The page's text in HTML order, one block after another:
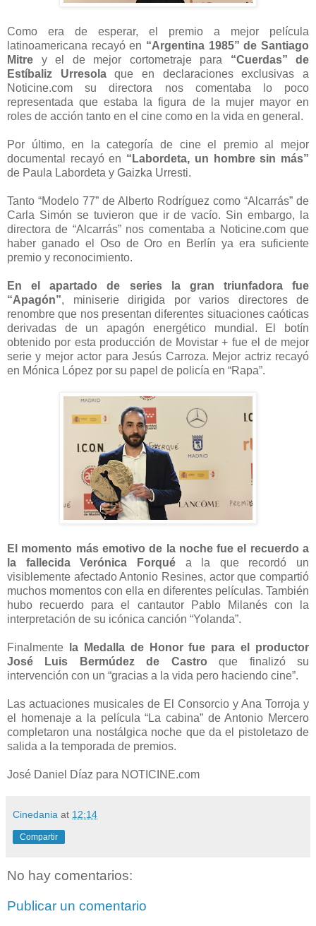
Como era de esperar, el premio a mejor película
latinoamericana recayó en “Argentina 1985” de Santiago
Mitre y el de mejor cortometraje para “Cuerdas” de
Estíbaliz Urresolaque en declaraciones exclusivas a
Noticine.com su directora nos comentaba lo poco
representada que estaba la figura de la mujer mayor en
roles de acción tanto en el cine como en la vida en general.
Por último, en la categoría de cine el premio al mejor
documental recayó en “Labordeta, un hombre sin más”
de Paula Labordeta y Gaizka Urresti.
Tanto “Modelo 77” de Alberto Rodríguez como “Alcarrás” de
Carla Simón se tuvieron que ir de vacío. Sin embargo, la
directora de “Alcarrás” nos comentaba a Noticine.com que
haber ganado el Oso de Oro en Berlín ya era suficiente
premio y reconocimiento.
En el apartado de series la gran triunfadora fue
“Apagón”, miniserie dirigida por varios directores de
renombre que nos presentan diferentes situaciones caóticas
derivadas de un apagón energético mundial. El botín
obtenido por esta producción de Movistar + fue el de mejor
serie y mejor actor para Jesús Carroza. Mejor actriz recayó
en Mónica López por su papel de policía en “Rapa”.
El momento más emotivo de la noche fue el recuerdo a
la fallecida Verónica Forquéa la que recordó un
visiblemente afectado Antonio Resines, actor que compartió
muchos momentos con ella en diferentes películas. También
hubo recuerdo para el cantautor Pablo Milanés con la
interpretación de su icónica canción “Yolanda”.
Finalmente
la Medalla de Honor fue para el productor
José Luis Bermúdez de Castro que finalizó su
intervención con un “gracias a la vida pero haciendo cine”.
Las actuaciones musicales de El Consorcio y Ana Torroja y
el homenaje a la película “La cabina” de Antonio Mercero
completaron una nostálgica noche que da el pistoletazo de
salida a la temporada de premios.
José Daniel Díaz para NOTICINE.com
Cinedania at 12:14
Compartir
No hay comentarios:
Publicar un comentario